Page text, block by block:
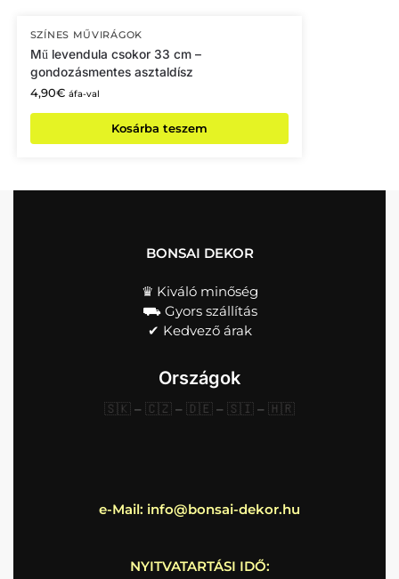
SZÍNES MŰVIRÁGOK
Mű levendula csokor 33 cm –
gondozásmentes asztaldísz
4,90€ áfa-val
Kosárba teszem
BONSAI DEKOR
♛ Kiváló minőség
⛟ Gyors szállítás
✔︎ Kedvező árak
Országok
🇸🇰 – 🇨🇿 – 🇩🇪 – 🇸🇮 – 🇭🇷
e-Mail: info@bonsai-dekor.hu
NYITVATARTÁSI IDŐ: